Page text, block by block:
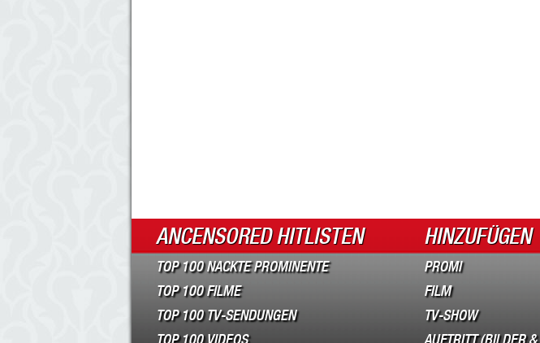
ANCENSORED HITLISTEN
TOP 100 NACKTE PROMINENTE
TOP 100 FILME
TOP 100 TV-SENDUNGEN
HINZUFÜGEN
PROMI
FILM
TV-SHOW